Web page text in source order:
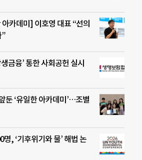
카데미] 이호영 대표 “선의
”
금융’ 통한 사회공헌 실시
둔 ‘유일한 아카데미’…조별
, ‘기후위기와 물’ 해법 논